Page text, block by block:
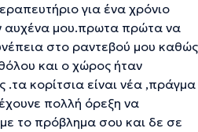
για ένα χρόνιο
αυχένα μου.πρωτα πρώτα να
στο ραντεβού μου καθώς
και ο χώρος ήταν
κορίτσια είναι νέα ,πράγμα
πολλή όρεξη να
το πρόβλημα σου και δε σε